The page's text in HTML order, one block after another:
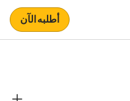
أطلبه الآن